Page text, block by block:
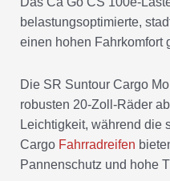
belastungsoptimierte,
einen hohen Fahrkomfort
Die SR Suntour Cargo
robusten 20-Zoll-Räder
Leichtigkeit, während die
Cargo Fahrradreifen
Pannenschutz und hohe